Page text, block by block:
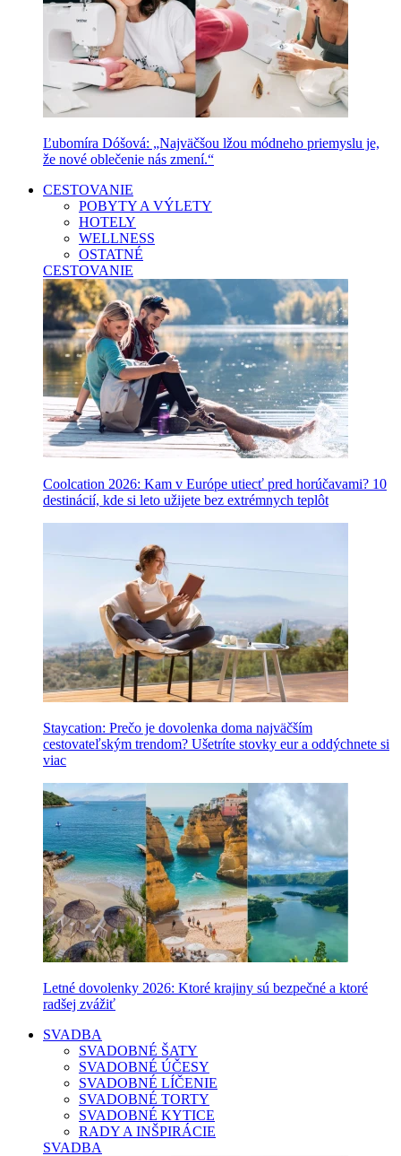
Ľubomíra Dóšová: „Najväčšou lžou módneho priemyslu je,
že nové oblečenie nás zmení.“
CESTOVANIE
POBYTY A VÝLETY
HOTELY
WELLNESS
OSTATNÉ
CESTOVANIE
Coolcation 2026: Kam v Európe utiecť pred horúčavami? 10
destinácií, kde si leto užijete bez extrémnych teplôt
Staycation: Prečo je dovolenka doma najväčším
cestovateľským trendom? Ušetríte stovky eur a oddýchnete si
viac
Letné dovolenky 2026: Ktoré krajiny sú bezpečné a ktoré
radšej zvážiť
SVADBA
SVADOBNÉ ŠATY
SVADOBNÉ ÚČESY
SVADOBNÉ LÍČENIE
SVADOBNÉ TORTY
SVADOBNÉ KYTICE
RADY A INŠPIRÁCIE
SVADBA